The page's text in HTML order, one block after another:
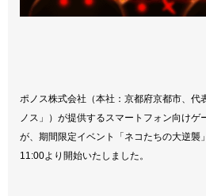
ポノス株式会社（本社：京都府京都市、代
ノス」）が提供するスマートフォン向けゲ
が、期間限定イベント「ネコたちの大逆襲
11:00より開始いたしました。